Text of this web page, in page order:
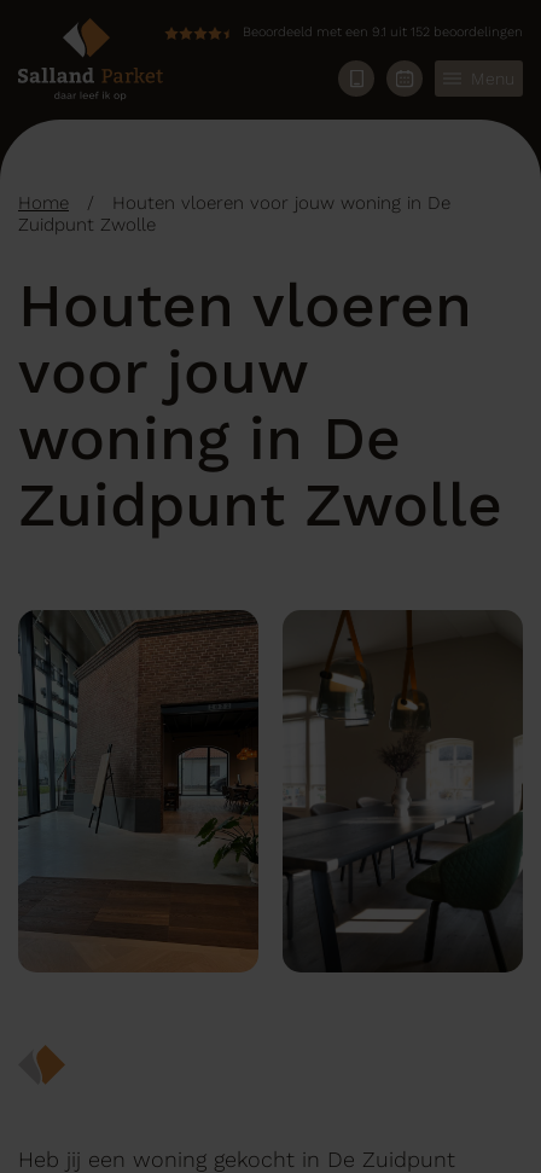
Beoordeeld met een 9.1 uit 152 beoordelingen
Menu
Home /
Houten vloeren voor jouw woning in De
Zuidpunt Zwolle
Houten vloeren
voor jouw
woning in De
Zuidpunt Zwolle
Heb jij een woning gekocht in De Zuidpunt